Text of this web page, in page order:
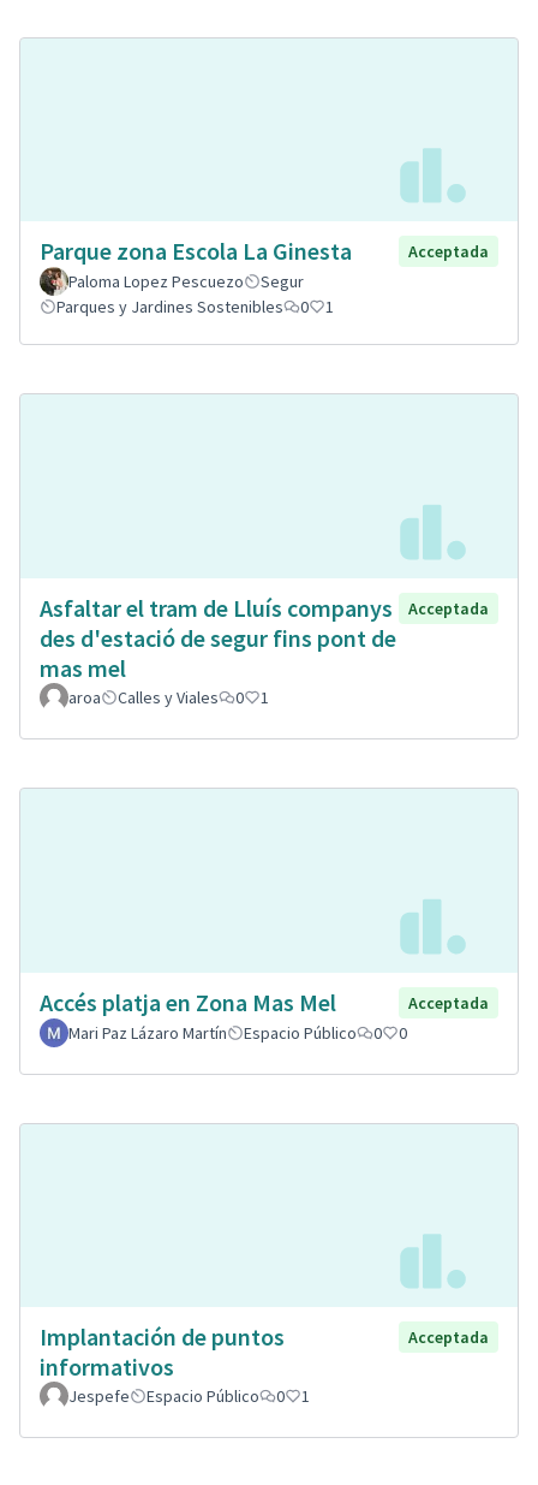
Parque zona Escola La Ginesta
Acceptada
Paloma Lopez Pescuezo
Segur
Parques y Jardines Sostenibles
0 1
Asfaltar el tram de Lluís companys
des d'estació de segur fins pont de
mas mel
Acceptada
aroa Calles y Viales 0 1
Accés platja en Zona Mas Mel
Acceptada
Mari Paz Lázaro Martín
Espacio Público 0 0
Implantación de puntos
informativos
Acceptada
Jespefe Espacio Público 0 1